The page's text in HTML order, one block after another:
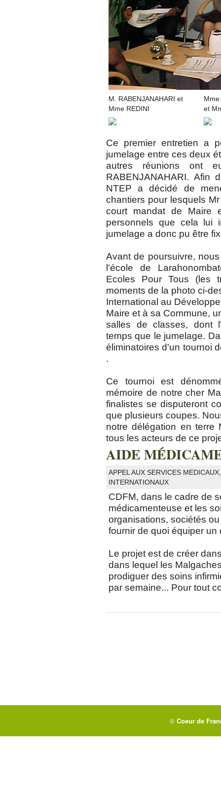
M. RABENJANAHARI et
Mme REDINI
Mme
et
Ce premier entretien a
jumelage entre ces deux
autres réunions ont
RABENJANAHARI. Afin
NTEP a décidé de
chantiers pour lesquels
court mandat de Maire
personnels que cela lui
jumelage a donc pu être
Avant de poursuivre,
l'école de
Ecoles Pour Tous (les
moments de la photo ci-
International au
Maire et à sa Commune,
salles de classes, dont
temps que le jumelage.
éliminatoires d'un tournoi
.
Ce tournoi est
mémoire de notre cher
finalistes se disputeront
que plusieurs coupes.
notre délégation en terre
tous les acteurs de ce
AIDE
APPEL AUX SERVICES
INTERNATIONAUX
CDFM, dans le cadre de
médicamenteuse et les
organisations, sociétés
fournir de quoi équiper
Le projet est de créer
dans lequel les
prodiguer des soins
par semaine... Pour tout
© Coeur de